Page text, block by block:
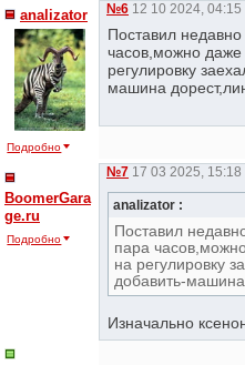
analizator
Подробно
№6 12 10 2024, 04:15
Поставил
часов,можно
регулировку
машина
BoomerGara
ge.ru
Подробно
№7 17 03 2025, 15:18
analizator :
Поставил
пара
на регулировку
добавить-
Изначально